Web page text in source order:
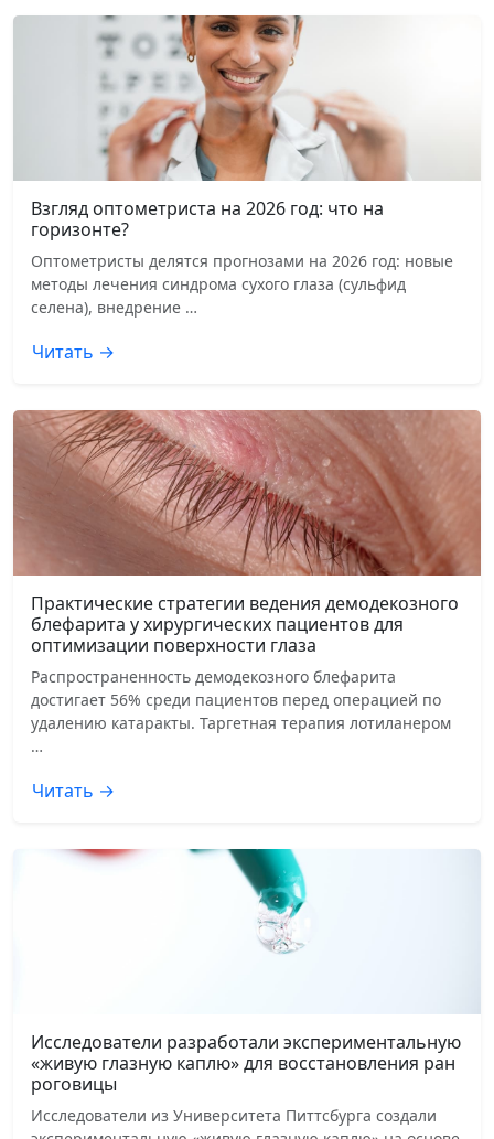
Взгляд оптометриста на 2026 год: что на
горизонте?
Оптометристы делятся прогнозами на 2026 год: новые
методы лечения синдрома сухого глаза (сульфид
селена), внедрение …
Читать →
Практические стратегии ведения демодекозного
блефарита у хирургических пациентов для
оптимизации поверхности глаза
Распространенность демодекозного блефарита
достигает 56% среди пациентов перед операцией по
удалению катаракты. Таргетная терапия лотиланером
…
Читать →
Исследователи разработали экспериментальную
«живую глазную каплю» для восстановления ран
роговицы
Исследователи из Университета Питтсбурга создали